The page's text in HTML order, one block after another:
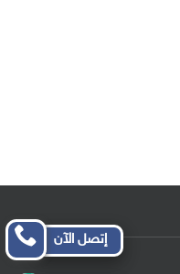
إتصل الآن